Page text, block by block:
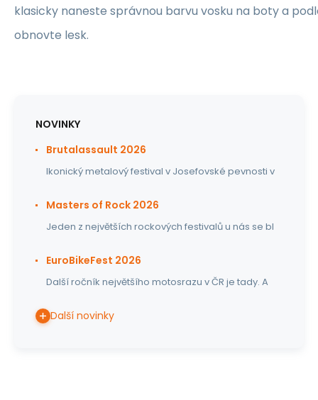
klasicky naneste správnou barvu vosku na boty a
obnovte lesk.
NOVINKY
Brutalassault 2026
Ikonický metalový festival v Josefovské pevnosti v
Masters of Rock 2026
Jeden z největších rockových festivalů u nás se bl
EuroBikeFest 2026
Další ročník největšího motosrazu v ČR je tady. A
Další novinky